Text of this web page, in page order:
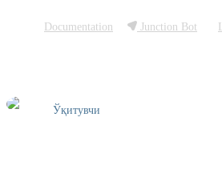
Documentation Junction Bot
Ўқитувчи